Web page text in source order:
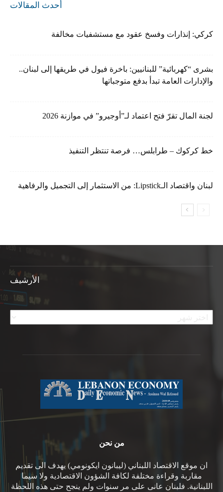
أحدث المقالات
كركي: إنذارات وفسخ عقود مع مستشفيات مخالفة
بشرى “كهربائية” للبنانيين: باخرة فيول في طريقها إلى لبنان..
والإدارات العامة تبدأ بدفع متوجباتها
لجنة المال تقرّ فتح اعتماد لـ”أوجيرو” في موازنة 2026
خط كركوك – طرابلس… فرصة تنتظر التنفيذ
لبنان واقتصاد الـLipstick: من الاستثمار إلى التجميل والرفاهية
الأرشيف
الأرشيف
من نحن
ان موقع الاقتصاد اللبناني (ليبانون ايكونومي) يهدف الى تقديم
مقاربة وقراءة مختلفة لكافة الشؤون الاقتصادية ولا سيما
اللبنانية. فلبنان عانى على مر سنوات ولم ينجح حتى هذه اللحظة